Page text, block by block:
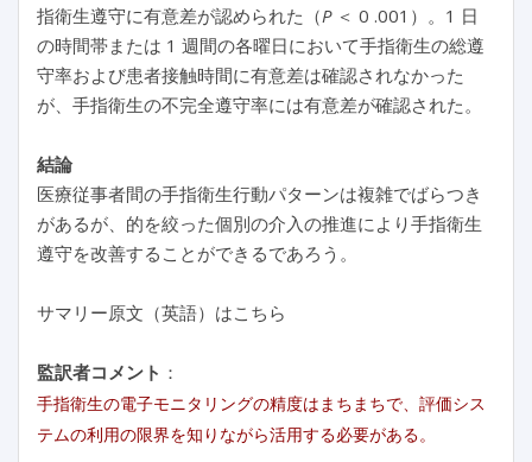
指衛生遵守に有意差が認められた（P＜ 0 .001）。1 日
の時間帯または 1 週間の各曜日において手指衛生の総遵
守率および患者接触時間に有意差は確認されなかった
が、手指衛生の不完全遵守率には有意差が確認された。
結論
医療従事者間の手指衛生行動パターンは複雑でばらつき
があるが、的を絞った個別の介入の推進により手指衛生
遵守を改善することができるであろう。
サマリー原文（英語）はこちら
監訳者コメント ：
手指衛生の電子モニタリングの精度はまちまちで、評価シス
テムの利用の限界を知りながら活用する必要がある。